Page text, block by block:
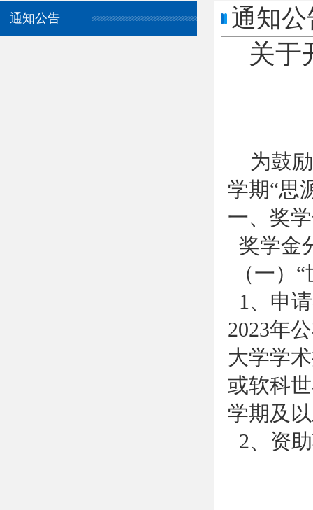
通知公告 通知公
关于
为鼓
学期“思
一、奖
奖学金
（一）
1、申
2023年
大学学
或软科
学期及
2、资